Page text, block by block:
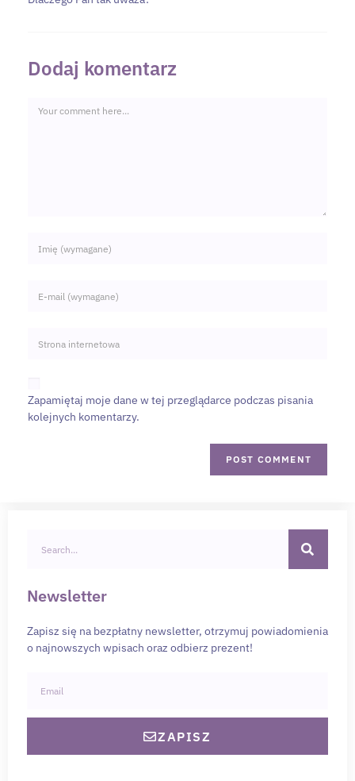
Dodaj komentarz
Zapamiętaj moje dane w tej przeglądarce podczas pisania
kolejnych komentarzy.
Newsletter
Zapisz się na bezpłatny newsletter, otrzymuj powiadomienia
o najnowszych wpisach oraz odbierz prezent!
ZAPISZ